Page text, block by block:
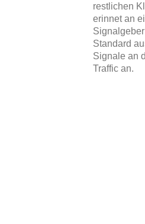
restlichen
erinnet an
Standard
Signale an
Traffic an.